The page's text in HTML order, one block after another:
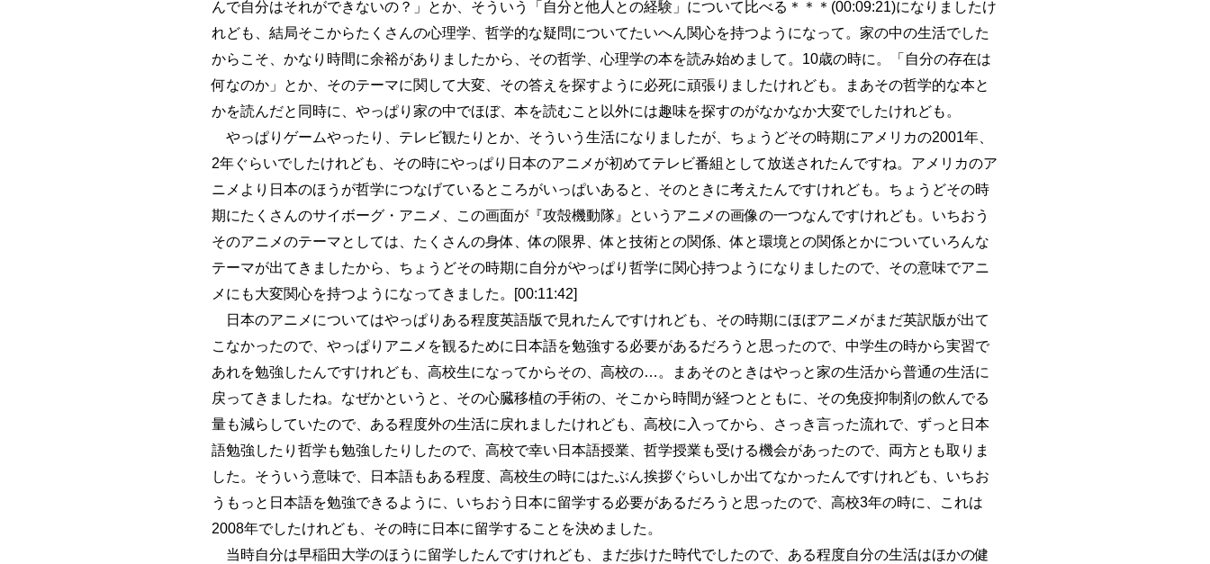
んで自分はそれができないの？」とか、そういう「自分と他人との経験」について比べる＊＊＊(00:09:21)になりましたけ
れども、結局そこからたくさんの心理学、哲学的な疑問についてたいへん関心を持つようになって。家の中の生活でした
からこそ、かなり時間に余裕がありましたから、その哲学、心理学の本を読み始めまして。10歳の時に。「自分の存在は
何なのか」とか、そのテーマに関して大変、その答えを探すように必死に頑張りましたけれども。まあその哲学的な本と
かを読んだと同時に、やっぱり家の中でほぼ、本を読むこと以外には趣味を探すのがなかなか大変でしたけれども。
やっぱりゲームやったり、テレビ観たりとか、そういう生活になりましたが、ちょうどその時期にアメリカの2001年、
2年ぐらいでしたけれども、その時にやっぱり日本のアニメが初めてテレビ番組として放送されたんですね。アメリカのア
ニメより日本のほうが哲学につなげているところがいっぱいあると、そのときに考えたんですけれども。ちょうどその時
期にたくさんのサイボーグ・アニメ、この画面が『攻殻機動隊』というアニメの画像の一つなんですけれども。いちおう
そのアニメのテーマとしては、たくさんの身体、体の限界、体と技術との関係、体と環境との関係とかについていろんな
テーマが出てきましたから、ちょうどその時期に自分がやっぱり哲学に関心持つようになりましたので、その意味でアニ
メにも大変関心を持つようになってきました。[00:11:42]
日本のアニメについてはやっぱりある程度英語版で見れたんですけれども、その時期にほぼアニメがまだ英訳版が出て
こなかったので、やっぱりアニメを観るために日本語を勉強する必要があるだろうと思ったので、中学生の時から実習で
あれを勉強したんですけれども、高校生になってからその、高校の…。まあそのときはやっと家の生活から普通の生活に
戻ってきましたね。なぜかというと、その心臓移植の手術の、そこから時間が経つとともに、その免疫抑制剤の飲んでる
量も減らしていたので、ある程度外の生活に戻れましたけれども、高校に入ってから、さっき言った流れで、ずっと日本
語勉強したり哲学も勉強したりしたので、高校で幸い日本語授業、哲学授業も受ける機会があったので、両方とも取りま
した。そういう意味で、日本語もある程度、高校生の時にはたぶん挨拶ぐらいしか出てなかったんですけれども、いちお
うもっと日本語を勉強できるように、いちおう日本に留学する必要があるだろうと思ったので、高校3年の時に、これは
2008年でしたけれども、その時に日本に留学することを決めました。
当時自分は早稲田大学のほうに留学したんですけれども、まだ歩けた時代でしたので、ある程度自分の生活はほかの健